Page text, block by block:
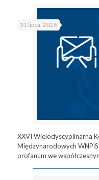
31 lipca, 2026
XXVI Wielodyscyplinarna
Międzynarodowych
profanum we